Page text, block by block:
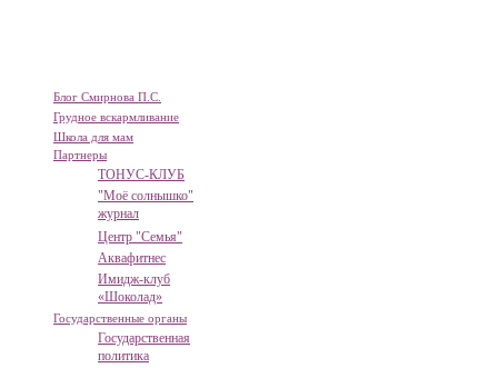
Блог Смирнова П.С.
Грудное вскармливание
Школа для мам
Партнеры
ТОНУС-КЛУБ
"Моё солнышко"
журнал
Центр "Семья"
Аквафитнес
Имидж-клуб
«Шоколад»
Государственные органы
Государственная
политика